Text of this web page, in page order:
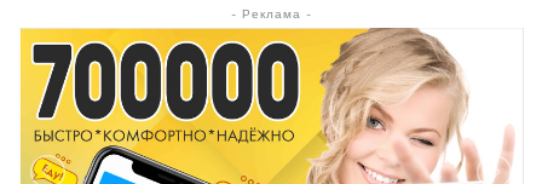
- Реклама -